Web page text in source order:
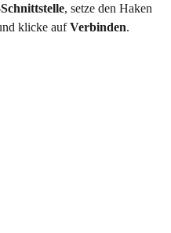
, setze den Haken
klicke auf Verbinden.